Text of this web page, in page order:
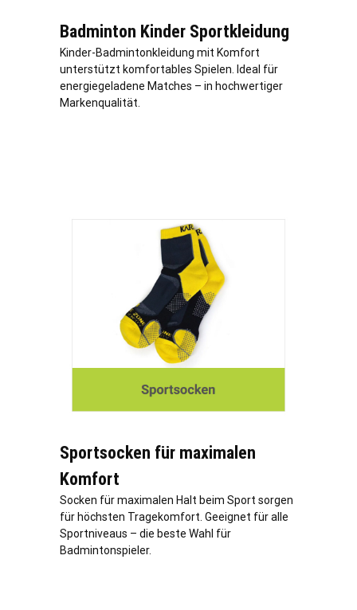
Badminton Kinder Sportkleidung
Kinder-Badmintonkleidung mit Komfort
unterstützt komfortables Spielen. Ideal für
energiegeladene Matches – in hochwertiger
Markenqualität.
Sportsocken für maximalen
Komfort
Socken für maximalen Halt beim Sport sorgen
für höchsten Tragekomfort. Geeignet für alle
Sportniveaus – die beste Wahl für
Badmintonspieler.